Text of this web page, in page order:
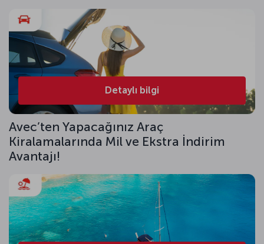
Detaylı bilgi
Avec’ten Yapacağınız Araç
Kiralamalarında Mil ve Ekstra İndirim
Avantajı!